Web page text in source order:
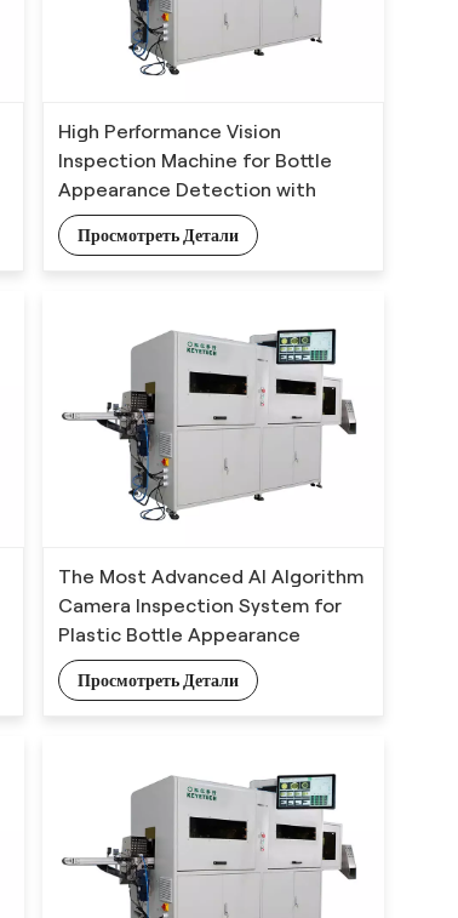
High Performance Vision
Inspection Machine for Bottle
Appearance Detection with
Deep Learning Algorithm
Просмотреть Детали
The Most Advanced AI Algorithm
Camera Inspection System for
Plastic Bottle Appearance
Defects Detection
Просмотреть Детали